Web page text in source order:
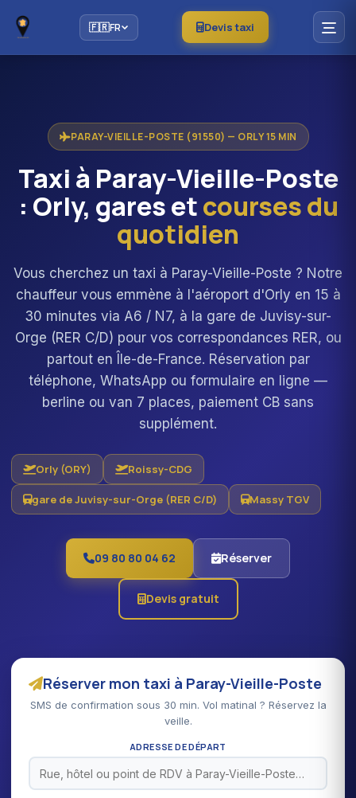
🇫🇷FR Devis taxi
PARAY-VIEILLE-POSTE (91550) — ORLY 15 MIN
Taxi à Paray-Vieille-Poste
: Orly, gares etcourses du
quotidien
Vous cherchez un taxi à Paray-Vieille-Poste ? Notre
chauffeur vous emmène à l'aéroport d'Orly en 15 à
30 minutes via A6 / N7, à la gare de Juvisy-sur-
Orge (RER C/D) pour vos correspondances RER, ou
partout en Île-de-France. Réservation par
téléphone, WhatsApp ou formulaire en ligne —
berline ou van 7 places, paiement CB sans
supplément.
Orly (ORY) Roissy-CDG
gare de Juvisy-sur-Orge (RER C/D) Massy TGV
09 80 80 04 62 Réserver
Devis gratuit
Réserver mon taxi à Paray-Vieille-Poste
SMS de confirmation sous 30 min. Vol matinal ? Réservez la
veille.
ADRESSE DE DÉPART